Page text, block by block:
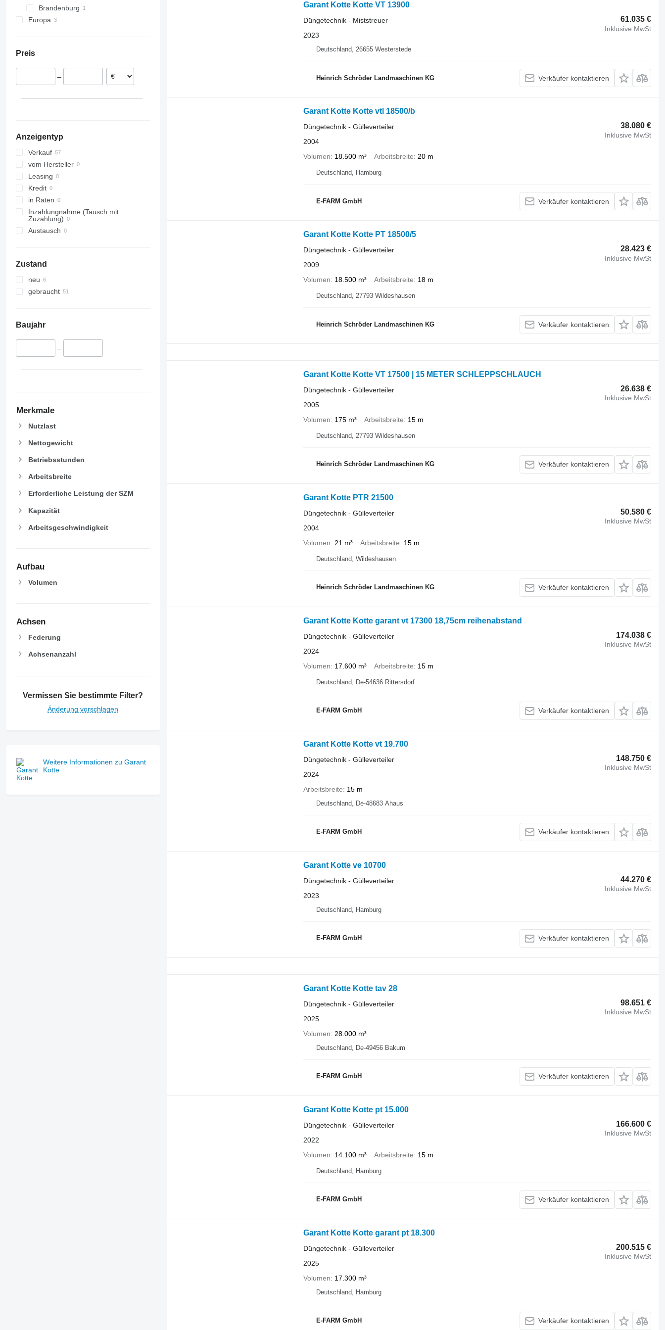
Oldenburg
Hildesheim
Meschede
Münster
Brandenburg
Oranienburg
Europa
Preis
–
Anzeigentyp
Verkauf
vom Hersteller
Leasing
Kredit
in Raten
Inzahlungnahme (Tausch mit
Zuzahlung)
Austausch
Zustand
neu
gebraucht
Baujahr
–
Merkmale
Nutzlast
Nettogewicht
Betriebsstunden
Arbeitsbreite
Erforderliche Leistung der SZM
Kapazität
Arbeitsgeschwindigkeit
Aufbau
Volumen
Achsen
Federung
Achsenanzahl
Vermissen Sie bestimmte Filter?
Änderung vorschlagen
Weitere Informationen zu Garant
Kotte
Garant Kotte Kotte VT 13900
61.035 €
Inklusive MwSt
Düngetechnik - Miststreuer
2023
Deutschland, 26655 Westerstede
Heinrich Schröder Landmaschinen KG Verkäufer kontaktieren
Garant Kotte Kotte vtl 18500/b
38.080 €
Inklusive MwSt
Düngetechnik - Gülleverteiler
2004
Volumen
18.500 m³ Arbeitsbreite 20 m
Deutschland, Hamburg
E-FARM GmbH Verkäufer kontaktieren
Garant Kotte Kotte PT 18500/5
28.423 €
Inklusive MwSt
Düngetechnik - Gülleverteiler
2009
Volumen
18.500 m³ Arbeitsbreite 18 m
Deutschland, 27793 Wildeshausen
Heinrich Schröder Landmaschinen KG Verkäufer kontaktieren
Garant Kotte Kotte VT 17500 | 15 METER SCHLEPPSCHLAUCH
26.638 €
Inklusive MwSt
Düngetechnik - Gülleverteiler
2005
Volumen
175 m³ Arbeitsbreite 15 m
Deutschland, 27793 Wildeshausen
Heinrich Schröder Landmaschinen KG Verkäufer kontaktieren
Garant Kotte PTR 21500
50.580 €
Inklusive MwSt
Düngetechnik - Gülleverteiler
2004
Volumen
21 m³ Arbeitsbreite 15 m
Deutschland, Wildeshausen
Heinrich Schröder Landmaschinen KG Verkäufer kontaktieren
Garant Kotte Kotte garant vt 17300 18,75cm reihenabstand
174.038 €
Inklusive MwSt
Düngetechnik - Gülleverteiler
2024
Volumen
17.600 m³ Arbeitsbreite 15 m
Deutschland, De-54636 Rittersdorf
E-FARM GmbH Verkäufer kontaktieren
Garant Kotte Kotte vt 19.700
148.750 €
Inklusive MwSt
Düngetechnik - Gülleverteiler
2024
Arbeitsbreite
15 m
Deutschland, De-48683 Ahaus
E-FARM GmbH Verkäufer kontaktieren
Garant Kotte ve 10700
44.270 €
Inklusive MwSt
Düngetechnik - Gülleverteiler
2023
Deutschland, Hamburg
E-FARM GmbH Verkäufer kontaktieren
Garant Kotte Kotte tav 28
98.651 €
Inklusive MwSt
Düngetechnik - Gülleverteiler
2025
Volumen
28.000 m³
Deutschland, De-49456 Bakum
E-FARM GmbH Verkäufer kontaktieren
Garant Kotte Kotte pt 15.000
166.600 €
Inklusive MwSt
Düngetechnik - Gülleverteiler
2022
Volumen
14.100 m³ Arbeitsbreite 15 m
Deutschland, Hamburg
E-FARM GmbH Verkäufer kontaktieren
Garant Kotte Kotte garant pt 18.300
200.515 €
Inklusive MwSt
Düngetechnik - Gülleverteiler
2025
Volumen
17.300 m³
Deutschland, Hamburg
E-FARM GmbH Verkäufer kontaktieren